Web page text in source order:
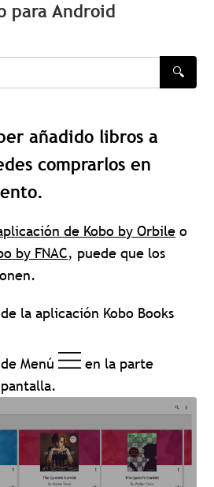
para Android
🔍
añadido libros a
comprarlos en
de Kobo by Orbile o
by FNAC, puede que los
la aplicación Kobo Books
Menú
en la parte